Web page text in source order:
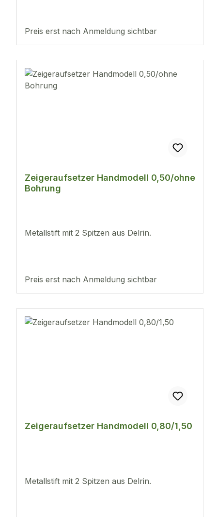
Preis erst nach Anmeldung sichtbar
Zeigeraufsetzer Handmodell 0,50/ohne
Bohrung
Metallstift mit 2 Spitzen aus Delrin.
Preis erst nach Anmeldung sichtbar
Zeigeraufsetzer Handmodell 0,80/1,50
Metallstift mit 2 Spitzen aus Delrin.